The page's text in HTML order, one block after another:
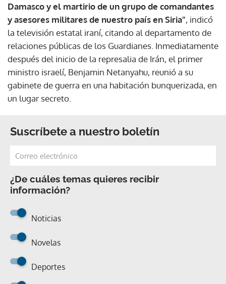
Damasco y el martirio de un grupo de comandantes
y asesores militares de nuestro país en Siria", indicó
la televisión estatal iraní, citando al departamento de
relaciones públicas de los Guardianes. Inmediatamente
después del inicio de la represalia de Irán, el primer
ministro israelí, Benjamin Netanyahu, reunió a su
gabinete de guerra en una habitación bunquerizada, en
un lugar secreto.
Suscríbete a nuestro boletín
¿De cuáles temas quieres recibir
información?
Noticias
Novelas
Deportes